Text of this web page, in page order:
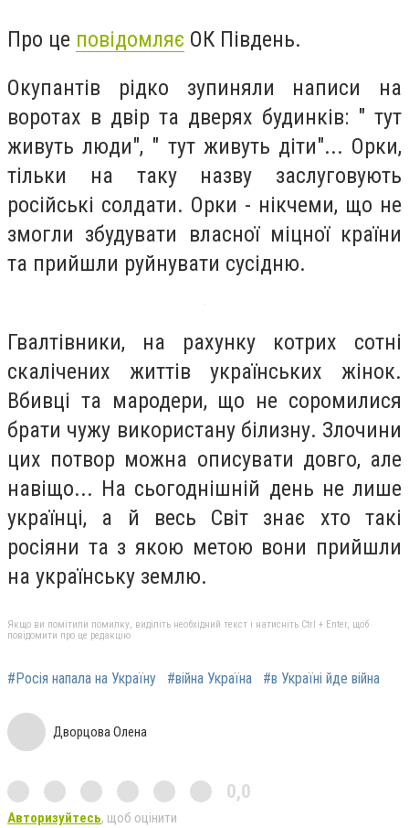
Про це повідомляє ОК Південь.
Окупантів рідко зупиняли написи на
воротах в двір та дверях будинків: " тут
живуть люди", " тут живуть діти"... Орки,
тільки на таку назву заслуговують
російські солдати. Орки - нікчеми, що не
змогли збудувати власної міцної країни
та прийшли руйнувати сусідню.
Гвалтівники, на рахунку котрих сотні
скалічених життів українських жінок.
Вбивці та мародери, що не соромилися
брати чужу використану білизну. Злочини
цих потвор можна описувати довго, але
навіщо... На сьогоднішній день не лише
українці, а й весь Світ знає хто такі
росіяни та з якою метою вони прийшли
на українську землю.
Якщо ви помітили помилку, виділіть необхідний текст і натисніть Ctrl + Enter, щоб
повідомити про це редакцію
#Росія напала на Україну #війна Україна #в Україні йде війна
Дворцова Олена
0,0
Авторизуйтесь, щоб оцінити